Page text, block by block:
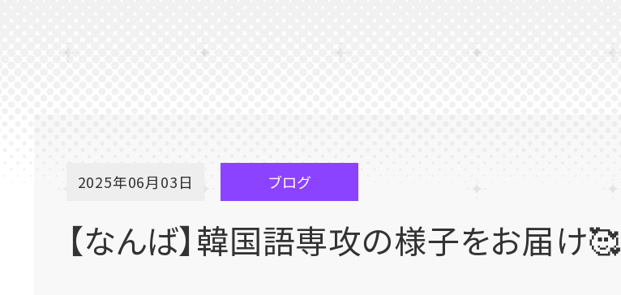
2025年06月03日 ブログ
【なんば】韓国語専攻の様子をお届け🥰